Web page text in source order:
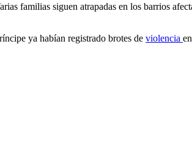
familias siguen atrapadas en los barrios
ya habían registrado brotes de violencia